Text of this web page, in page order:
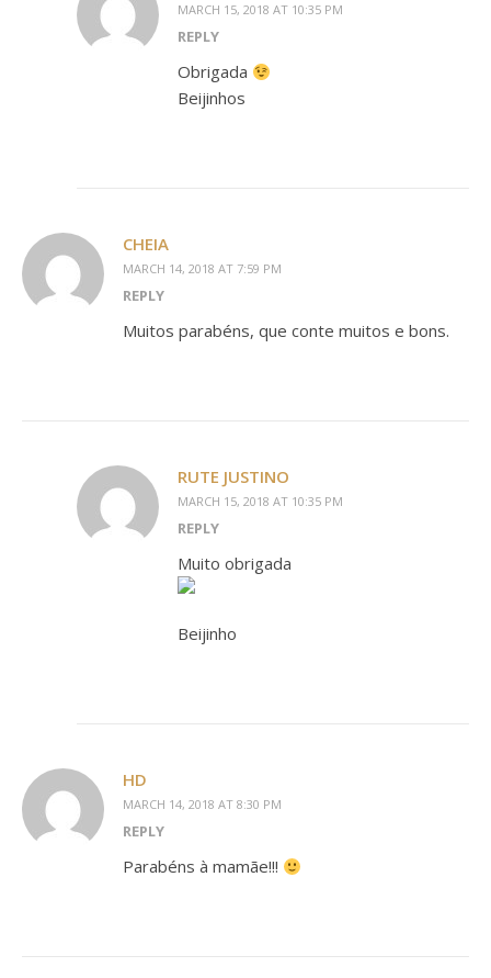
MARCH 15, 2018 AT 10:35 PM
REPLY
Obrigada
Beijinhos
CHEIA
MARCH 14, 2018 AT 7:59 PM
REPLY
Muitos parabéns, que conte muitos e bons.
RUTE JUSTINO
MARCH 15, 2018 AT 10:35 PM
REPLY
Muito obrigada
Beijinho
HD
MARCH 14, 2018 AT 8:30 PM
REPLY
Parabéns à mamãe!!!